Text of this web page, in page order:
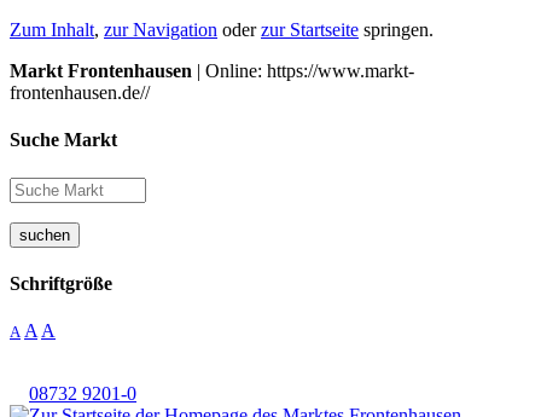
Zum Inhalt, zur Navigation oderzur Startseite springen.
Markt Frontenhausen | Online: https://www.markt-
frontenhausen.de//
Suche Markt
suchen
Schriftgröße
A A A
08732 9201-0